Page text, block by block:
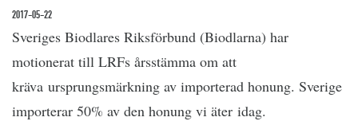
2017-05-22
Sveriges Biodlares Riksförbund (Biodlarna) har
motionerat till LRFs årsstämma om att
kräva ursprungsmärkning av importerad honung. Sverige
importerar 50% av den honung vi äter idag.